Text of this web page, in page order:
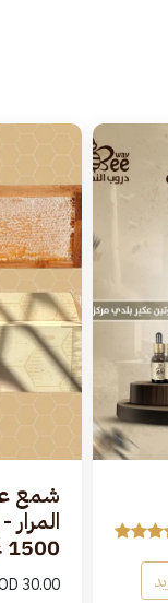
شمع
1500 غرام)
30.00